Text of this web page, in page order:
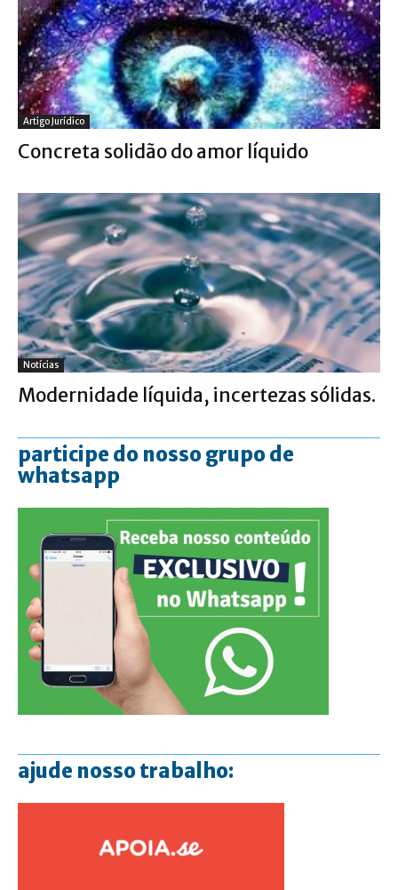
Artigo Jurídico
Concreta solidão do amor líquido
Notícias
Modernidade líquida, incertezas sólidas.
participe do nosso grupo de
whatsapp
ajude nosso trabalho: